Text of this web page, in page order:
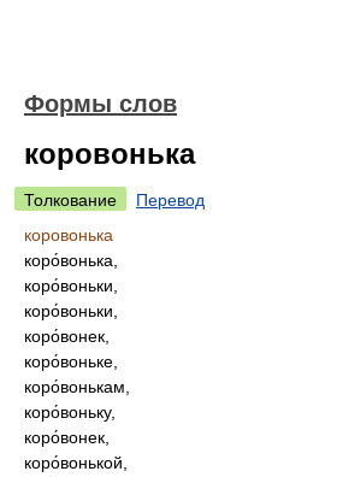
Формы слов
коровонька
Толкование
Перевод
коровонька
коро́вонька,
коро́воньки,
коро́воньки,
коро́вонек,
коро́воньке,
коро́вонькам,
коро́воньку,
коро́вонек,
коро́вонькой,